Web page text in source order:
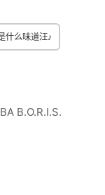
什么味道汪♪
B.O.R.I.S.